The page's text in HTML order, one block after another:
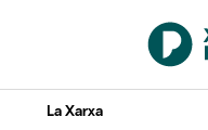
Salta al contingut principal
La Xarxa